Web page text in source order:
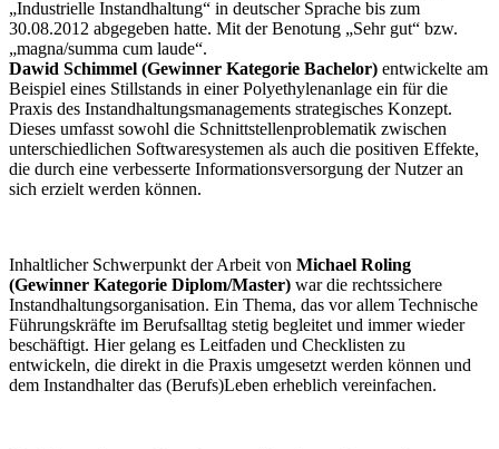
„Industrielle Instandhaltung“ in deutscher Sprache bis zum
30.08.2012 abgegeben hatte. Mit der Benotung „Sehr gut“ bzw.
„magna/summa cum laude“.
Dawid Schimmel (Gewinner Kategorie Bachelor) entwickelte am
Beispiel eines Stillstands in einer Polyethylenanlage ein für die
Praxis des Instandhaltungsmanagements strategisches Konzept.
Dieses umfasst sowohl die Schnittstellenproblematik zwischen
unterschiedlichen Softwaresystemen als auch die positiven Effekte,
die durch eine verbesserte Informationsversorgung der Nutzer an
sich erzielt werden können.
Inhaltlicher Schwerpunkt der Arbeit von Michael Roling
(Gewinner Kategorie Diplom/Master) war die rechtssichere
Instandhaltungsorganisation. Ein Thema, das vor allem Technische
Führungskräfte im Berufsalltag stetig begleitet und immer wieder
beschäftigt. Hier gelang es Leitfaden und Checklisten zu
entwickeln, die direkt in die Praxis umgesetzt werden können und
dem Instandhalter das (Berufs)Leben erheblich vereinfachen.